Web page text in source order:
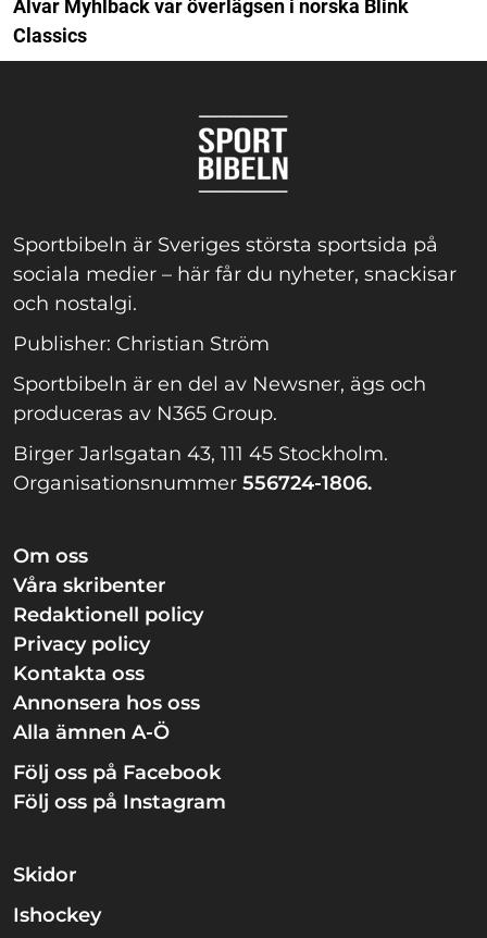
Alvar Myhlback var överlägsen i norska Blink
Classics
Sportbibeln är Sveriges största sportsida på
sociala medier – här får du nyheter, snackisar
och nostalgi.
Publisher: Christian Ström
Sportbibeln är en del av Newsner, ägs och
produceras av N365 Group.
Birger Jarlsgatan 43, 111 45 Stockholm.
Organisationsnummer 556724-1806.
Om oss
Våra skribenter
Redaktionell policy
Privacy policy
Kontakta oss
Annonsera hos oss
Alla ämnen A-Ö
Följ oss på Facebook
Följ oss på Instagram
Skidor
Ishockey